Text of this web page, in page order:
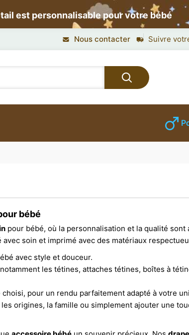
est personnalisable pour votre bébé
Nous contacter Suivre
bébé
pour bébé, où la personnalisation et la qualité
soin et imprimé avec des matériaux
avec style et douceur.
les tétines, attaches tétines, boîtes à
pour un rendu parfaitement adapté à votre
origines, la famille ou simplement ajouter une